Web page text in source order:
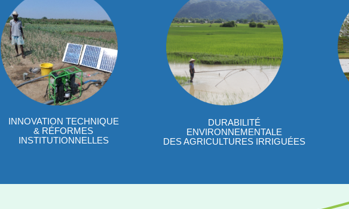
DURABILITÉ
ENVIRONNEMENTALE
DES AGRICULTURES IRRIGUÉES
INNOVATION TECHNIQUE
& RÉFORMES
INSTITUTIONNELLES